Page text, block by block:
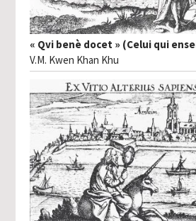
« Qvi benè docet » (Celui qui
V.M. Kwen Khan Khu